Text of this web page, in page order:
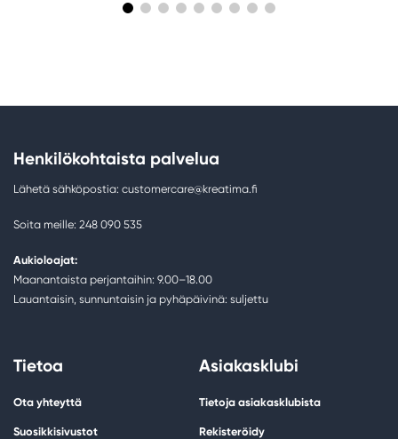
Henkilökohtaista palvelua
Lähetä sähköpostia: customercare@kreatima.fi
Soita meille: 248 090 535
Aukioloajat:
Maanantaista perjantaihin: 9.00–18.00
Lauantaisin, sunnuntaisin ja pyhäpäivinä: suljettu
Tietoa
Ota yhteyttä
Suosikkisivustot
Asiakasklubi
Tietoja asiakasklubista
Rekisteröidy